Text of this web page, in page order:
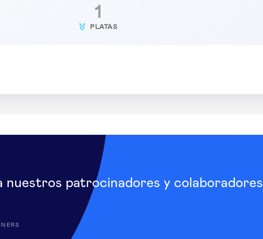
1
PLATAS
nuestros patrocinadores y colaboradores